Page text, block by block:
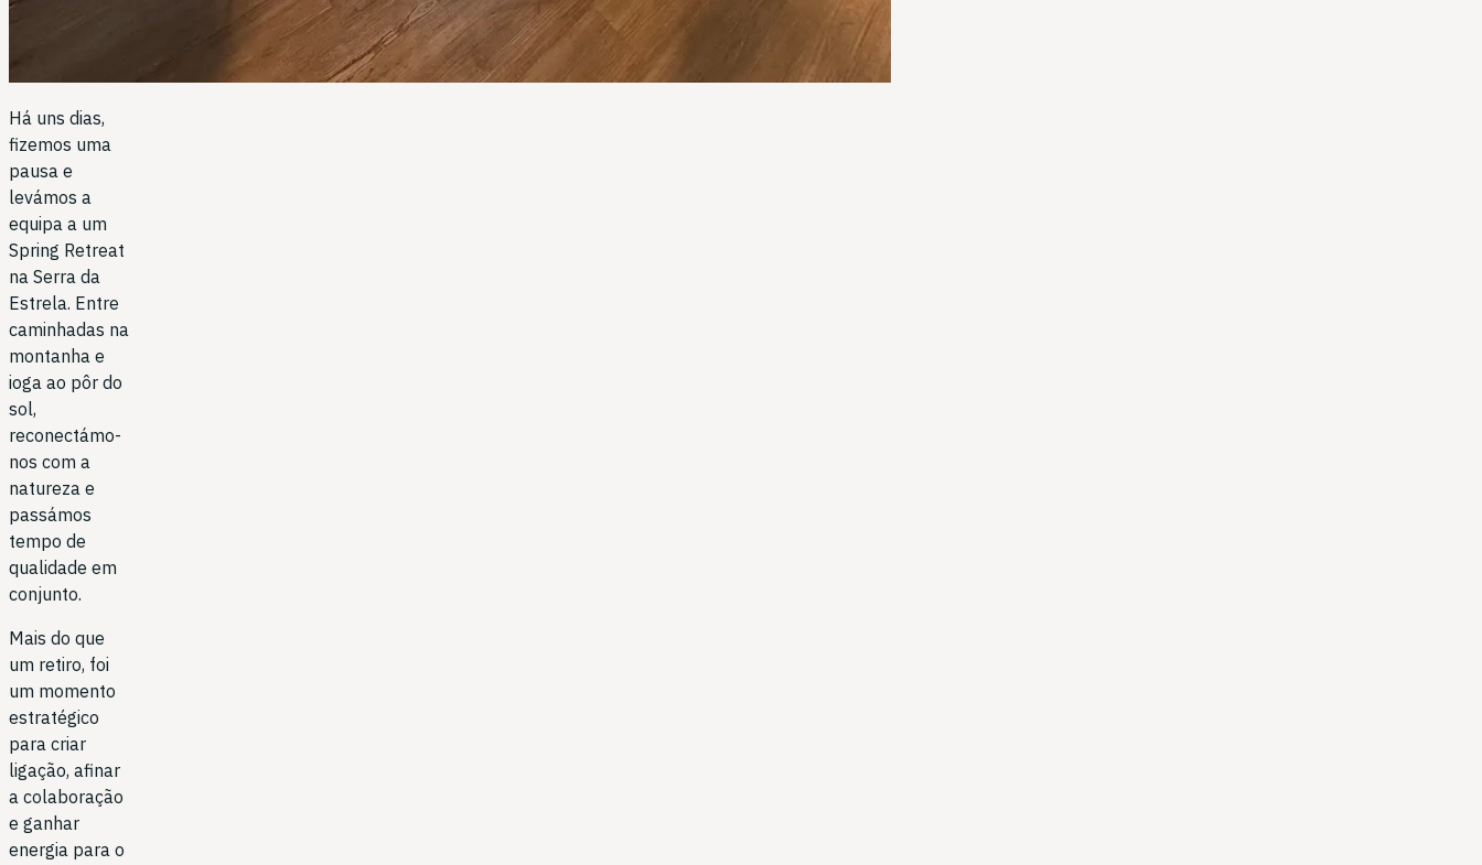
Há uns dias,
fizemos uma
pausa e
levámos a
equipa a um
Spring Retreat
na Serra da
Estrela. Entre
caminhadas na
montanha e
ioga ao pôr do
sol,
reconectámo-
nos com a
natureza e
passámos
tempo de
qualidade em
conjunto.
Mais do que
um retiro, foi
um momento
estratégico
para criar
ligação, afinar
a colaboração
e ganhar
energia para o